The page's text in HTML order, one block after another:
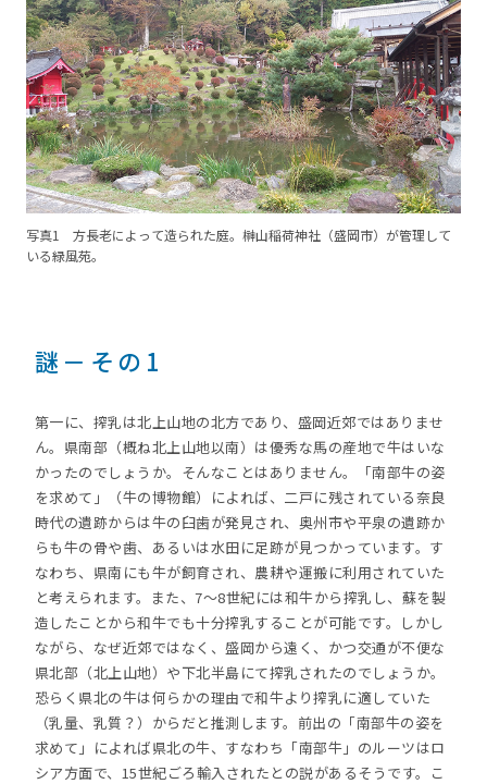
写真1 方長老によって造られた庭。榊山稲荷神社（盛岡市）が管理して
いる緑風苑。
謎－その1
第一に、搾乳は北上山地の北方であり、盛岡近郊ではありませ
ん。県南部（概ね北上山地以南）は優秀な馬の産地で牛はいな
かったのでしょうか。そんなことはありません。「南部牛の姿
を求めて」（牛の博物館）によれば、二戸に残されている奈良
時代の遺跡からは牛の臼歯が発見され、奥州市や平泉の遺跡か
らも牛の骨や歯、あるいは水田に足跡が見つかっています。す
なわち、県南にも牛が飼育され、農耕や運搬に利用されていた
と考えられます。また、7～8世紀には和牛から搾乳し、蘇を製
造したことから和牛でも十分搾乳することが可能です。しかし
ながら、なぜ近郊ではなく、盛岡から遠く、かつ交通が不便な
県北部（北上山地）や下北半島にて搾乳されたのでしょうか。
恐らく県北の牛は何らかの理由で和牛より搾乳に適していた
（乳量、乳質？）からだと推測します。前出の「南部牛の姿を
求めて」によれば県北の牛、すなわち「南部牛」のルーツはロ
シア方面で、15世紀ごろ輸入されたとの説があるそうです。こ